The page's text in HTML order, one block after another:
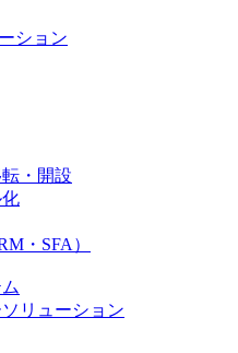
ション
・開設
・SFA）
リューション